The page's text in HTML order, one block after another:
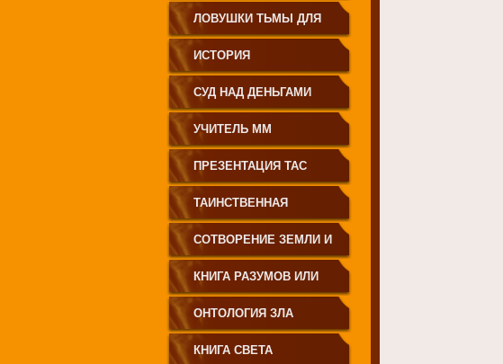
ЗЕМЛЕДЕЛИЕ
ЛОВУШКИ ТЬМЫ ДЛЯ
МОЛОДЁЖИ
ИСТОРИЯ
ПРОИСХОЖДЕНИЯ
РУССКОГО НАРОДА
СУД НАД ДЕНЬГАМИ
УЧИТЕЛЬ ММ
ПРЕЗЕНТАЦИЯ ТАС
ТАИНСТВЕННАЯ
СИБИРЬ
СОТВОРЕНИЕ ЗЕМЛИ И
ЕЁ ЖИТЕЛЕЙ
КНИГА РАЗУМОВ ИЛИ
ПОЛЕЙ
ОНТОЛОГИЯ ЗЛА
КНИГА СВЕТА